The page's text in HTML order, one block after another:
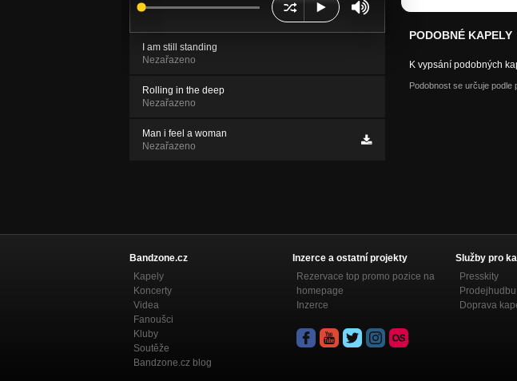
I am still standing
Nezařazeno
Rolling in the deep
Nezařazeno
Man i feel a woman
Nezařazeno
PODOBNÉ KAPELY
K vypsání podobných
Podobnost se určuje podle
Bandzone.cz
Kapely
Koncerty
Videa
Fanoušci
Kluby
Soutěže
Bandzone.cz blog
Inzerce a ostatní projekty
Rezervace top promo pozice na
homepage
Inzerce
Služby pro
Presskity
Doprava